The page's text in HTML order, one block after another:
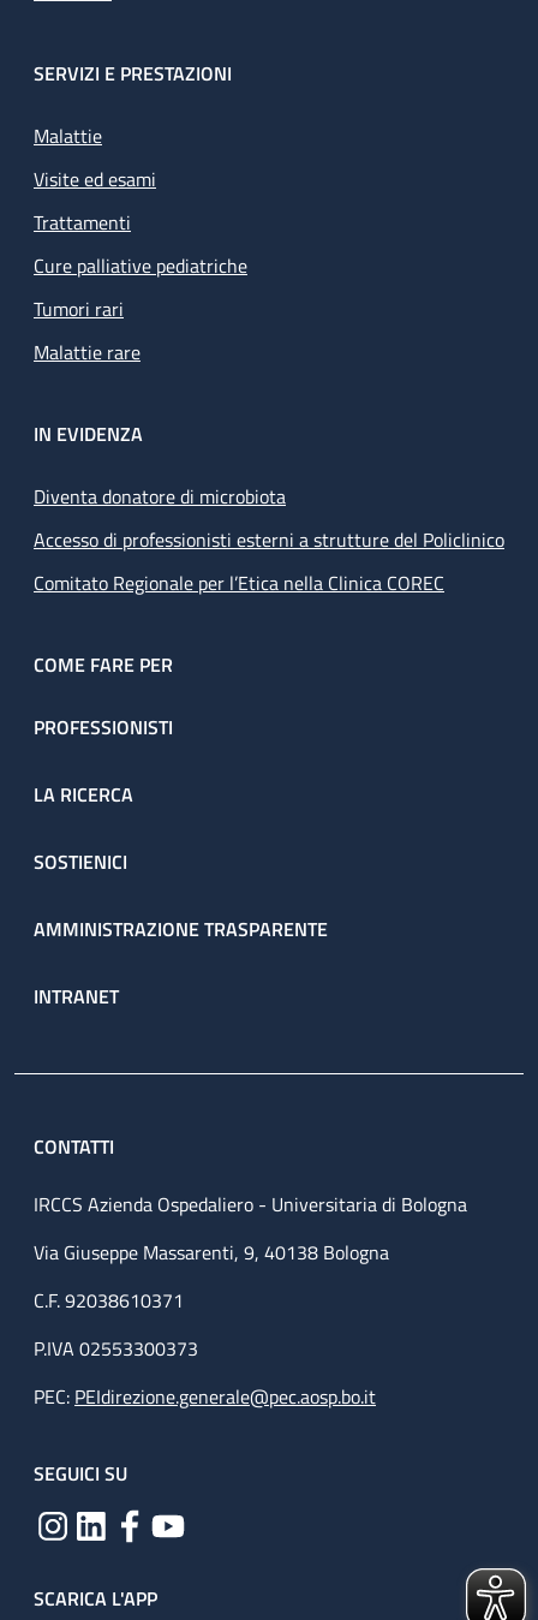
SERVIZI E PRESTAZIONI
Malattie
Visite ed esami
Trattamenti
Cure palliative pediatriche
Tumori rari
Malattie rare
IN EVIDENZA
Diventa donatore di microbiota
Accesso di professionisti esterni a strutture del Policlinico
Comitato Regionale per l’Etica nella Clinica COREC
COME FARE PER
PROFESSIONISTI
LA RICERCA
SOSTIENICI
AMMINISTRAZIONE TRASPARENTE
INTRANET
CONTATTI
IRCCS Azienda Ospedaliero - Universitaria di Bologna
Via Giuseppe Massarenti, 9, 40138 Bologna
C.F. 92038610371
P.IVA 02553300373
PEC: PEIdirezione.generale@pec.aosp.bo.it
SEGUICI SU
SCARICA L'APP